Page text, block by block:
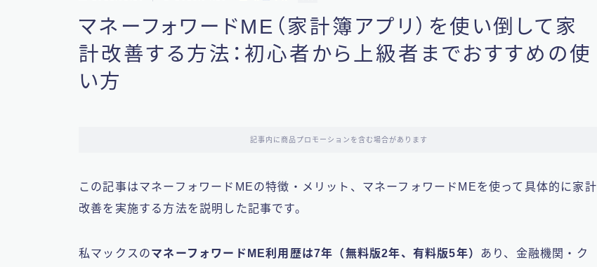
マネーフォワードME（家計簿アプリ）を使い倒して家
計改善する方法：初心者から上級者までおすすめの使
い方
記事内に商品プロモーションを含む場合があります
この記事はマネーフォワードMEの特徴・メリット、マネーフォワードMEを使って具体的に家計
改善を実施する方法を説明した記事です。
私マックスのマネーフォワードME利用歴は7年（無料版2年、有料版5年） あり、金融機関・ク